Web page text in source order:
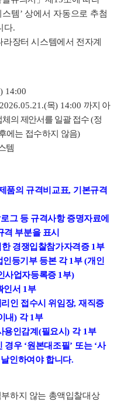
템’상에서 자동으로 추첨
다.
장터 시스템에서 전자계
) 14:00
2026.05.21.(목) 14:00 까지 아
체의 제안서를 일괄 접수 (정
에는 접수하지 않음)
템
품의 규격비교표, 기본규격
그 등 규격사항 증명자료에
격 부분을 표시
경쟁입찰참가자격증 1 부
인등기부 등본 각1 부(개인
사업자등록증 1 부)
인서 1 부
인 접수시 위임장,재직증
내) 각1 부
용인감계 (필요시) 각 1 부
경우 ‘원본대조필’ 또는 ‘사
인하여야 합니다.
하지 않는 총액입찰대상